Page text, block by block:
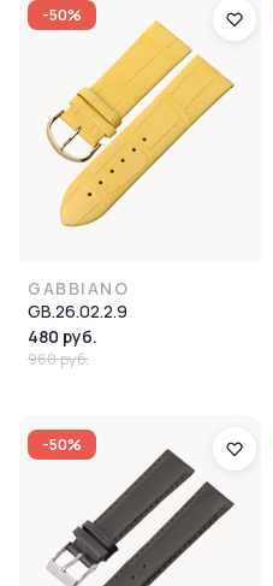
-50%
GABBIANO
GB.26.02.2.9
480 руб.
960 руб.
-50%